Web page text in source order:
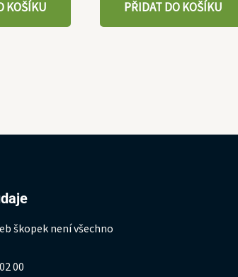
KOŠÍKU PŘIDAT DO KOŠÍKU
škopek není všechno
00